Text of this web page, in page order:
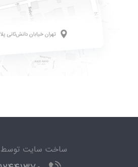
ساخت سایت توسط